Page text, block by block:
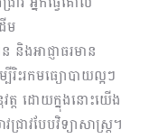
ម
ងអាជ្ញាធរមាន
បីរិះរកមធ្យោបាយល្អៗ
ត្ត ដោយក្នុងនោះយើង
រាវបែបវិទ្យាសាស្ត្រ។